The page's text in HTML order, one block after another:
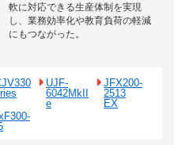
軟に対応できる生産体制を実現
し、業務効率化や教育負荷の軽減
にもつながった。
UJF-
6042MkII
e
JFX200-
2513
EX